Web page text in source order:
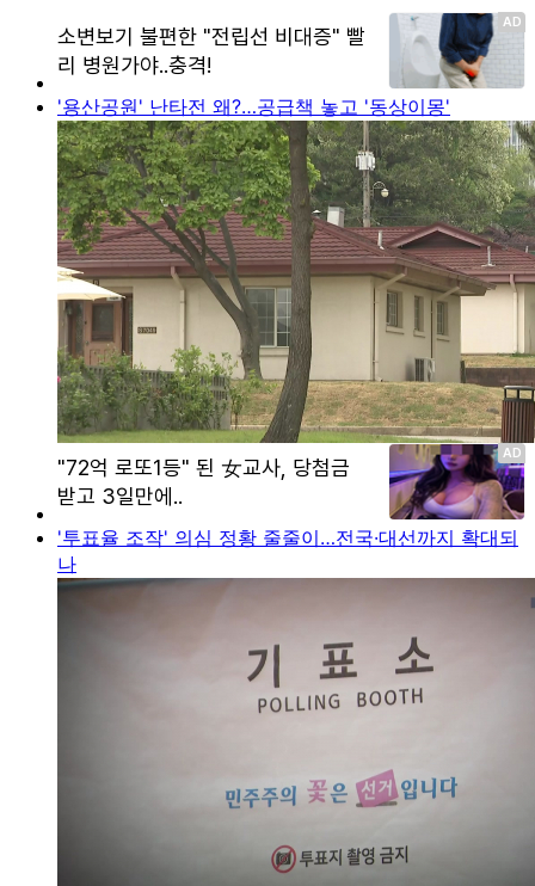
'용산공원' 난타전 왜?…공급책 놓고 '동상이몽'
'투표율 조작' 의심 정황 줄줄이…전국·대선까지 확대되
나